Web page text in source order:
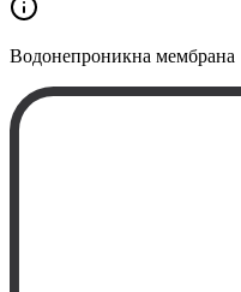
Водонепроникна мембрана